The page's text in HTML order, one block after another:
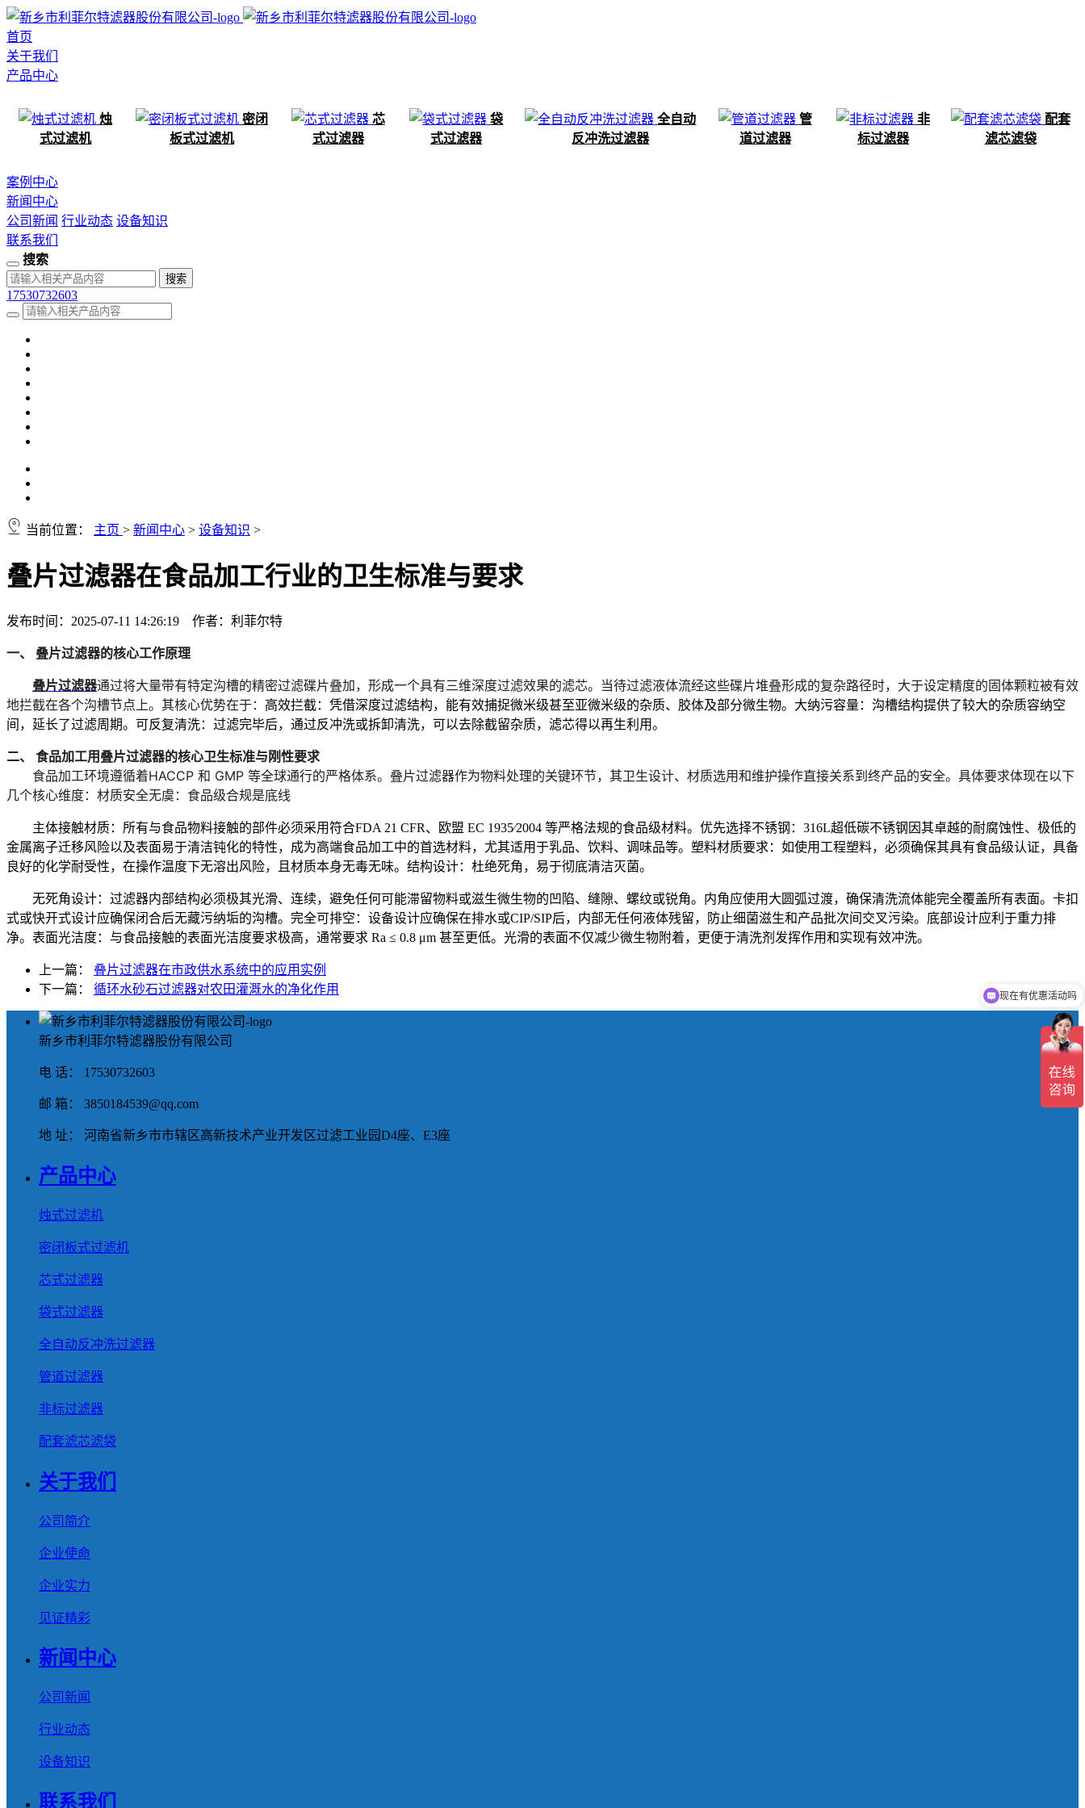
首页
关于我们
产品中心
烛
式过滤机
密闭
板式过滤机
芯
式过滤器
袋
式过滤器
全自动
反冲洗过滤器
管
道过滤器
非
标过滤器
配套
滤芯滤袋
案例中心
新闻中心
公司新闻 行业动态 设备知识
联系我们
搜索
17530732603
当前位置： 主页 > 新闻中心 > 设备知识 >
叠片过滤器在食品加工行业的卫生标准与要求
发布时间：2025-07-11 14:26:19 作者：利菲尔特
一、 叠片过滤器的核心工作原理
叠片过滤器通过将大量带有特定沟槽的精密过滤碟片叠加，形成一个具有三维深度过滤效果的滤芯。当待过滤液体流经这些碟片堆叠形成的复杂路径时，大于设定精度的固体颗粒被有效
地拦截在各个沟槽节点上。其核心优势在于：
高效拦截：凭借深度过滤结构，能有效捕捉微米级甚至亚微米级的杂质、胶体及部分微生物。 大纳污容量：沟槽结构提供了较大的杂质容纳空
间，延长了过滤周期。 可反复清洗：过滤完毕后，通过反冲洗或拆卸清洗，可以去除截留杂质，滤芯得以再生利用。
二、 食品加工用叠片过滤器的核心卫生标准与刚性要求
食品加工环境遵循着HACCP 和 GMP 等全球通行的严格体系。叠片过滤器作为物料处理的关键环节，其卫生设计、材质选用和维护操作直接关系到终产品的安全。具体要求体现在以下
几个核心维度： 材质安全无虞：食品级合规是底线
主体接触材质：所有与食品物料接触的部件必须采用符合FDA 21 CFR、欧盟 EC 1935⁄2004 等严格法规的食品级材料。 优先选择不锈钢 ： 316L超低碳不锈钢 因其卓越的耐腐蚀性、极低的
金属离子迁移风险以及表面易于清洁钝化的特性，成为高端食品加工中的首选材料，尤其适用于乳品、饮料、调味品等。 塑料材质要求 ：如使用工程塑料，必须确保其具有食品级认证，具备
良好的化学耐受性，在操作温度下无溶出风险，且材质本身无毒无味。 结构设计：杜绝死角，易于彻底清洁灭菌。
无死角设计：过滤器内部结构必须极其光滑、连续，避免任何可能滞留物料或滋生微生物的凹陷、缝隙、螺纹或锐角。 内角应使用大圆弧过渡，确保清洗流体能完全覆盖所有表面。 卡扣
式或快开式设计应确保闭合后无藏污纳垢的沟槽。 完全可排空 ：设备设计应确保在排水或CIP/SIP后，内部无任何液体残留，防止细菌滋生和产品批次间交叉污染。底部设计应利于重力排
净。 表面光洁度：与食品接触的表面光洁度要求极高，通常要求 Ra ≤ 0.8 μm 甚至更低。光滑的表面不仅减少微生物附着，更便于清洗剂发挥作用和实现有效冲洗。
上一篇： 叠片过滤器在市政供水系统中的应用实例
下一篇： 循环水砂石过滤器对农田灌溉水的净化作用
新乡市利菲尔特滤器股份有限公司
电 话： 17530732603
邮 箱： 3850184539@qq.com
地 址： 河南省新乡市市辖区高新技术产业开发区过滤工业园D4座、E3座
产品中心
烛式过滤机
密闭板式过滤机
芯式过滤器
袋式过滤器
全自动反冲洗过滤器
管道过滤器
非标过滤器
配套滤芯滤袋
关于我们
公司简介
企业使命
企业实力
见证精彩
新闻中心
公司新闻
行业动态
设备知识
联系我们
可以介绍下你们的产品么